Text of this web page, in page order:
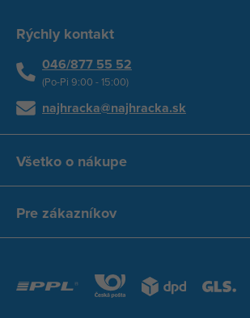
Rýchly kontakt
046/877 55 52
(Po-Pi 9:00 - 15:00)
najhracka@najhracka.sk
Všetko o nákupe
Pre zákazníkov